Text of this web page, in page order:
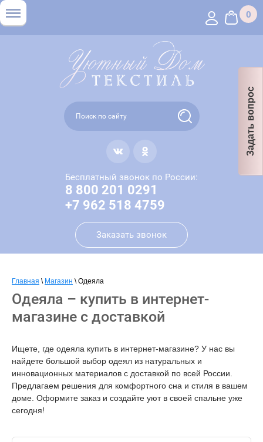
Задать вопрос
0
Бесплатный звонок по России:
8 800 201 0291
+7 962 518 4759
Заказать звонок
Главная \ Магазин \ Одеяла
Одеяла – купить в интернет-
магазине с доставкой
Ищете, где одеяла купить в интернет-магазине? У нас вы
найдете большой выбор одеял из натуральных и
инновационных материалов с доставкой по всей России.
Предлагаем решения для комфортного сна и стиля в вашем
доме. Оформите заказ и создайте уют в своей спальне уже
сегодня!